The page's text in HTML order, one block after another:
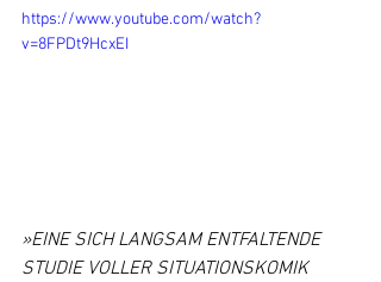
https://www.youtube.com/watch?
v=8FPDt9HcxEI
»EINE SICH LANGSAM ENTFALTENDE
STUDIE VOLLER SITUATIONSKOMIK